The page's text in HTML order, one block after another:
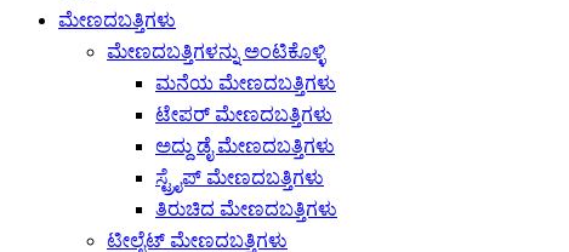
ಮೇಣದಬತ್ತಿಗಳು
ಮೇಣದಬತ್ತಿಗಳನ್ನು ಅಂಟಿಕೊಳ್ಳಿ
ಮನೆಯ ಮೇಣದಬತ್ತಿಗಳು
ಟೇಪರ್ ಮೇಣದಬತ್ತಿಗಳು
ಅದ್ದು ಡೈ ಮೇಣದಬತ್ತಿಗಳು
ಸ್ಟ್ರೈಪ್ ಮೇಣದಬತ್ತಿಗಳು
ತಿರುಚಿದ ಮೇಣದಬತ್ತಿಗಳು
ಟೀಲೈಟ್ ಮೇಣದಬತ್ತಿಗಳು